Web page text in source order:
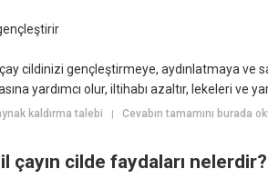
cildinizi gençleştirmeye, aydınlatmaya ve
yardımcı olur, iltihabı azaltır, lekeleri ve
kaldırma talebi | Cevabın tamamını burada
çayın cilde faydaları nelerdir?